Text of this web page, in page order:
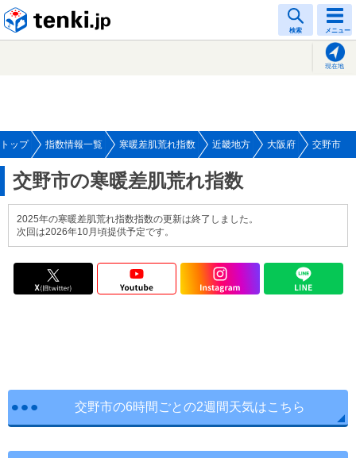
検索 メニュー
現在地
トップ 指数情報一覧 寒暖差肌荒れ指数 近畿地方 大阪府 交野市
交野市の寒暖差肌荒れ指数
2025年の寒暖差肌荒れ指数指数の更新は終了しました。
次回は2026年10月頃提供予定です。
交野市の6時間ごとの2週間天気はこちら